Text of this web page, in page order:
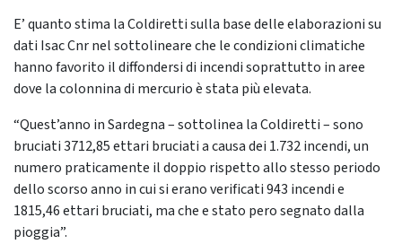
E’ quanto stima la Coldiretti sulla base delle elaborazioni su
dati Isac Cnr nel sottolineare che le condizioni climatiche
hanno favorito il diffondersi di incendi soprattutto in aree
dove la colonnina di mercurio è stata più elevata.
“Quest’anno in Sardegna – sottolinea la Coldiretti – sono
bruciati 3712,85 ettari bruciati a causa dei 1.732 incendi, un
numero praticamente il doppio rispetto allo stesso periodo
dello scorso anno in cui si erano verificati 943 incendi e
1815,46 ettari bruciati, ma che e stato pero segnato dalla
pioggia”.